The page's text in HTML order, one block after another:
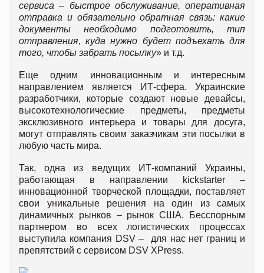
сервиса – быстрое обслуживание, оперативная
отправка и обязательно обратная связь: какие
документы необходимо подготовить, тип
отправления, куда нужно будет подъехать для
того, чтобы забрать посылку» и т.д.
Еще одним инновационным и интересным
направлением является ИТ-сфера. Украинские
разработчики, которые создают новые девайсы,
высокотехнологические предметы, предметы
эксклюзивного интерьера и товары для досуга,
могут отправлять своим заказчикам эти посылки в
любую часть мира.
Так, одна из ведущих ИТ-компаний Украины,
работающая в направлении kickstarter –
инновационной творческой площадки, поставляет
свои уникальные решения на один из самых
динамичных рынков – рынок США. Бесспорным
партнером во всех логистических процессах
выступила компания DSV – для нас нет границ и
препятствий с сервисом DSV XPress.